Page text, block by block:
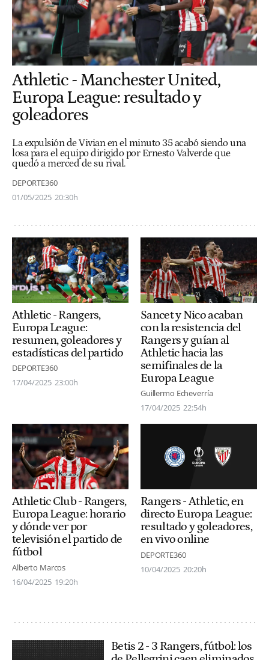
Athletic - Manchester United,
Europa League: resultado y
goleadores
La expulsión de Vivian en el minuto 35 acabó siendo una
losa para el equipo dirigido por Ernesto Valverde que
quedó a merced de su rival.
DEPORTE360
01/05/2025 20:30h
Athletic - Rangers,
Europa League:
resumen, goleadores y
estadísticas del partido
DEPORTE360
17/04/2025 23:00h
Sancet y Nico acaban
con la resistencia del
Rangers y guían al
Athletic hacia las
semifinales de la
Europa League
Guillermo Echeverría
17/04/2025 22:54h
Athletic Club - Rangers,
Europa League: horario
y dónde ver por
televisión el partido de
fútbol
Alberto Marcos
16/04/2025 19:20h
Rangers - Athletic, en
directo Europa League:
resultado y goleadores,
en vivo online
DEPORTE360
10/04/2025 20:20h
Betis 2 - 3 Rangers, fútbol: los